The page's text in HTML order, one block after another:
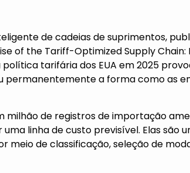
de cadeias de suprimentos,
of the Tariff-Optimized Supply Chain:
tarifária dos EUA em 2025
permanentemente a forma como as
milhão de registros de importação
linha de custo previsível. Elas são
meio de classificação, seleção de